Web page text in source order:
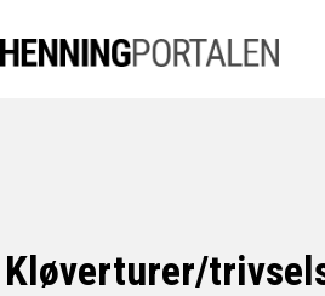
Kløverturer/